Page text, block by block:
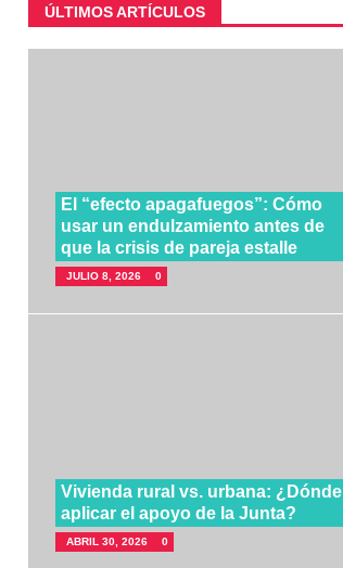
ÚLTIMOS ARTÍCULOS
El “efecto apagafuegos”: Cómo
usar un endulzamiento antes de
que la crisis de pareja estalle
JULIO 8, 2026 0
Vivienda rural vs. urbana: ¿Dónde
aplicar el apoyo de la Junta?
ABRIL 30, 2026 0